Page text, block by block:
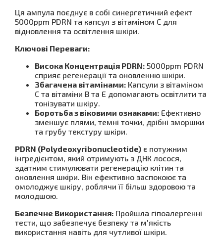
Ця ампула поєднує в собі синергетичний ефект
5000ppm PDRN та капсул з вітаміном C для
відновлення та освітлення шкіри.
Ключові Переваги:
Висока Концентрація PDRN: 5000ppm PDRN
сприяє регенерації та оновленню шкіри.
Збагачена вітамінами: Капсули з вітаміном
C та вітаміни B та E допомагають освітлити та
тонізувати шкіру.
Боротьба з віковими ознаками: Ефективно
зменшує плями, темні точки, дрібні зморшки
та грубу текстуру шкіри.
PDRN (Polydeoxyribonucleotide) є потужним
інгредієнтом, який отримують з ДНК лосося,
здатним стимулювати регенерацію клітин та
оновлення шкіри. Він ефективно заспокоює та
омолоджує шкіру, роблячи її більш здоровою та
молодшою.
Безпечне Використання: Пройшла гіпоалергенні
тести, що забезпечує безпеку та м'якість
використання навіть для чутливої шкіри.